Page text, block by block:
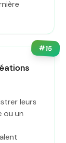
#15
leurs
ou un